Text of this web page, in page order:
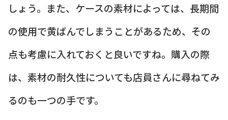
しょう。また、ケースの素材によっては、長期間
の使用で黄ばんでしまうことがあるため、その
点も考慮に入れておくと良いですね。購入の際
は、素材の耐久性についても店員さんに尋ねてみ
るのも一つの手です。